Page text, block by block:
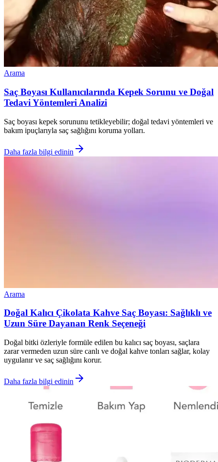
Arama
Saç Boyası Kullanıcılarında Kepek Sorunu ve Doğal
Tedavi Yöntemleri Analizi
Saç boyası kepek sorununu tetikleyebilir; doğal tedavi yöntemleri ve
bakım ipuçlarıyla saç sağlığını koruma yolları.
Daha fazla bilgi edinin
Arama
Doğal Kalıcı Çikolata Kahve Saç Boyası: Sağlıklı ve
Uzun Süre Dayanan Renk Seçeneği
Doğal bitki özleriyle formüle edilen bu kalıcı saç boyası, saçlara
zarar vermeden uzun süre canlı ve doğal kahve tonları sağlar, kolay
uygulanır ve saç sağlığını korur.
Daha fazla bilgi edinin